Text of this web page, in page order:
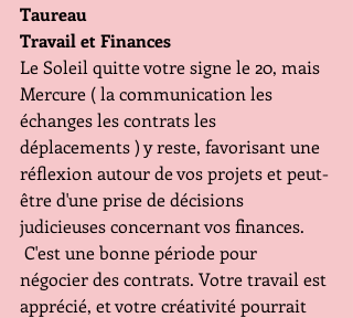
Taureau
Travail et Finances
Le Soleil quitte votre signe le 20, mais
Mercure ( la communication les
échanges les contrats les
déplacements ) y reste, favorisant une
réflexion autour de vos projets et peut-
être d'une prise de décisions
judicieuses concernant vos finances.
C'est une bonne période pour
négocier des contrats. Votre travail est
apprécié, et votre créativité pourrait